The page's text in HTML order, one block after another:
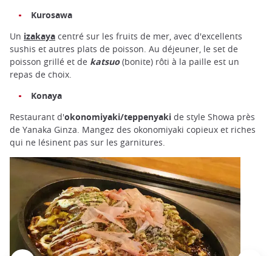
Kurosawa
Un izakaya centré sur les fruits de mer, avec d'excellents
sushis et autres plats de poisson. Au déjeuner, le set de
poisson grillé et de katsuo(bonite) rôti à la paille est un
repas de choix.
Konaya
Restaurant d'okonomiyaki/teppenyaki de style Showa près
de Yanaka Ginza. Mangez des okonomiyaki copieux et riches
qui ne lésinent pas sur les garnitures.